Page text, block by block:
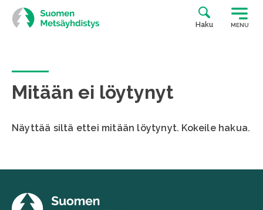
Siirry
suoraan
sisältöön
Haku MENU
Mitään ei löytynyt
Näyttää siltä ettei mitään löytynyt. Kokeile hakua.